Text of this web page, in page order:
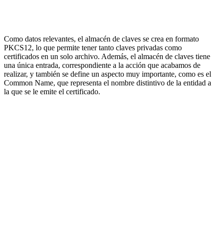
Como datos relevantes, el almacén de claves se crea en formato
PKCS12, lo que permite tener tanto claves privadas como
certificados en un solo archivo. Además, el almacén de claves tiene
una única entrada, correspondiente a la acción que acabamos de
realizar, y también se define un aspecto muy importante, como es el
Common Name, que representa el nombre distintivo de la entidad a
la que se le emite el certificado.